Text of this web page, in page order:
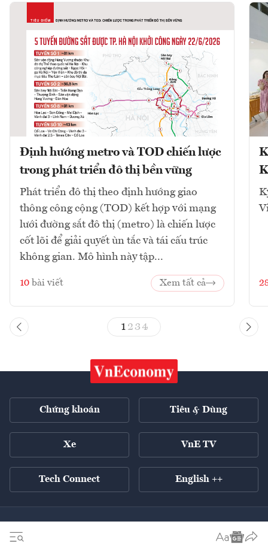
Định hướng metro và TOD chiến lược
trong phát triển đô thị bền vững
Phát triển đô thị theo định hướng giao
thông công cộng (TOD) kết hợp với mạng
lưới đường sắt đô thị (metro) là chiến lược
cốt lõi để giải quyết ùn tắc và tái cấu trúc
không gian. Mô hình này tập...
10 bài viết Xem tất cả
1 23 4
Chứng khoán Tiêu & Dùng
Xe VnE TV
Tech Connect English ++